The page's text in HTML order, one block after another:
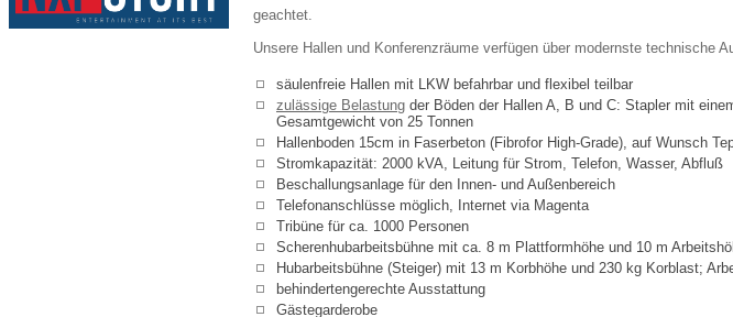
geachtet.
Unsere Hallen und Konferenzräume verfügen über modernste technische
säulenfreie Hallen mit LKW befahrbar und flexibel teilbar
zulässige Belastung der Böden der Hallen A, B und C: Stapler mit
Gesamtgewicht von 25 Tonnen
Hallenboden 15cm in Faserbeton (Fibrofor High-Grade), auf Wunsch
Stromkapazität: 2000 kVA, Leitung für Strom, Telefon, Wasser, Abfluß
Beschallungsanlage für den Innen- und Außenbereich
Telefonanschlüsse möglich, Internet via Magenta
Tribüne für ca. 1000 Personen
Scherenhubarbeitsbühne mit ca. 8 m Plattformhöhe und 10 m
Hubarbeitsbühne (Steiger) mit 13 m Korbhöhe und 230 kg Korblast;
behindertengerechte Ausstattung
Gästegarderobe